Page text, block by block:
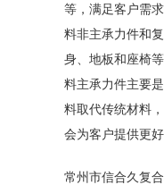
等，满足客户需
料非主承力件和
身、地板和座椅
料主承力件主要
料取代传统材料
会为客户提供更好
常州市信合久复